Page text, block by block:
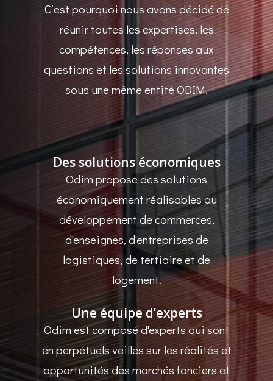
C’est pourquoi nous avons décidé de
réunir toutes les expertises, les
compétences, les réponses aux
questions et les solutions innovantes
sous une même entité ODIM.
Des solutions économiques
Odim propose des solutions
économiquement réalisables au
développement de commerces,
d'enseignes, d'entreprises de
logistiques, de tertiaire et de
logement.
Une équipe d’experts
Odim est composé d'experts qui sont
en perpétuels veilles sur les réalités et
opportunités des marchés fonciers et